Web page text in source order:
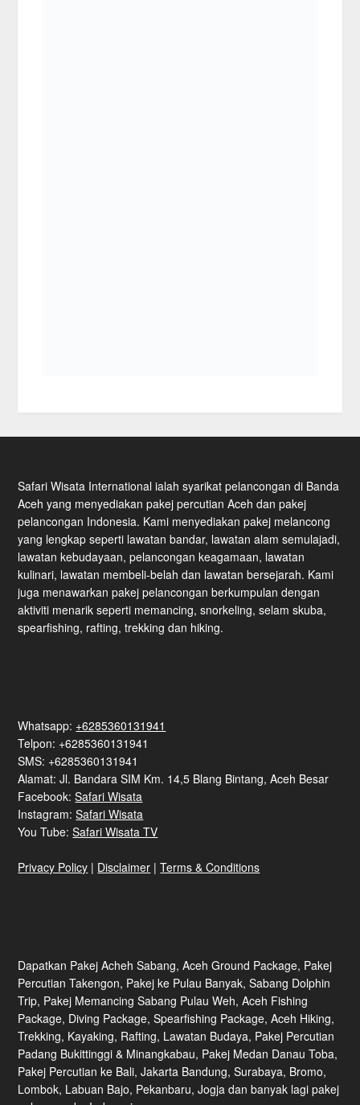
Safari Wisata International ialah syarikat pelancongan di Banda
Aceh yang menyediakan pakej percutian Aceh dan pakej
pelancongan Indonesia. Kami menyediakan pakej melancong
yang lengkap seperti lawatan bandar, lawatan alam semulajadi,
lawatan kebudayaan, pelancongan keagamaan, lawatan
kulinari, lawatan membeli-belah dan lawatan bersejarah. Kami
juga menawarkan pakej pelancongan berkumpulan dengan
aktiviti menarik seperti memancing, snorkeling, selam skuba,
spearfishing, rafting, trekking dan hiking.
Whatsapp: +6285360131941
Telpon: +6285360131941
SMS: +6285360131941
Alamat: Jl. Bandara SIM Km. 14,5 Blang Bintang, Aceh Besar
Facebook:Safari Wisata
Instagram:Safari Wisata
You Tube:Safari Wisata TV
Privacy Policy | Disclaimer |Terms & Conditions
Dapatkan Pakej Acheh Sabang, Aceh Ground Package, Pakej
Percutian Takengon, Pakej ke Pulau Banyak, Sabang Dolphin
Trip, Pakej Memancing Sabang Pulau Weh, Aceh Fishing
Package, Diving Package, Spearfishing Package, Aceh Hiking,
Trekking, Kayaking, Rafting, Lawatan Budaya, Pakej Percutian
Padang Bukittinggi & Minangkabau, Pakej Medan Danau Toba,
Pakej Percutian ke Bali, Jakarta Bandung, Surabaya, Bromo,
Lombok, Labuan Bajo, Pekanbaru, Jogja dan banyak lagi pakej